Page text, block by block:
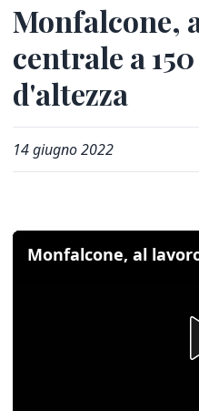
Monfalcone,
centrale a
d'altezza
14 giugno 2022